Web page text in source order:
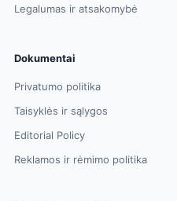
Legalumas ir atsakomybė
Dokumentai
Privatumo politika
Taisyklės ir sąlygos
Editorial Policy
Reklamos ir rėmimo politika